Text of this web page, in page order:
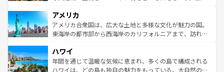
ンツ一覧を参照してほしい。
の建物がそのまま残る町や、スイスならではのユニークな
博物館もあり、アルプス観光だけでなく町歩きも満喫する
ことができる。国民の所得が高いため物価も高いが、旅行
ば市内交通費無料で観光を楽しむこともできる。 なお、新
着のスイス情報はコンテンツ一覧 を参照してほしい。
アメリカ
アメリカ合衆国は、広大な土地と多様な文化が魅力の国。
東海岸の都市部から西海岸のカリフォルニアまで、訪れる
のような巨大都市は、観光、ショッピング、エンターテイ
ンメントが詰まった刺激的なスポットだ。一方、アメリカ
西部には大自然が広がり、グランドキャニオンやイエロー
ハワイ
年間を通じて温暖な気候に恵まれ、多くの島で構成される
ハワイは、どの島も独自の魅力をもっている。大自然の神